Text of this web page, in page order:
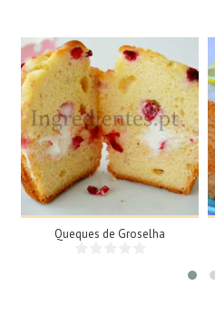
12 Queques
12 Pessoas
Queques de Groselha